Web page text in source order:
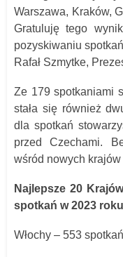
Warszawa, Kraków,
Gratuluję tego
pozyskiwaniu
Rafał Szmytke,
Ze 179 spotkaniami
stała się również
dla spotkań
przed Czechami.
wśród nowych krajów
Najlepsze 20
spotkań w 2023 roku
Włochy – 553 spotkań